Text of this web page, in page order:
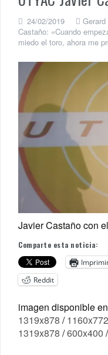
24/02/2019 Gerard
Castaño: «Cuando
miedo el toro, ahora me
Javier Castaño con
Comparte esta noticia:
Reddit
imagen disponible
1319x878 /1160x772
1319x878 /600x400 /